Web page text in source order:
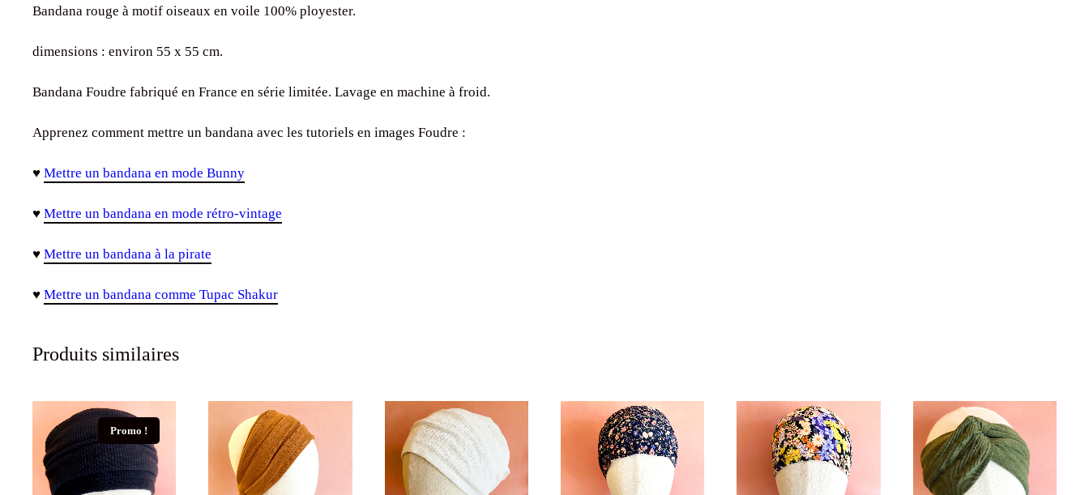
Bandana rouge à motif oiseaux en voile 100% ployester.
dimensions : environ 55 x 55 cm.
Bandana Foudre fabriqué en France en série limitée. Lavage en machine à froid.
Apprenez comment mettre un bandana avec les tutoriels en images Foudre :
♥ Mettre un bandana en mode Bunny
♥ Mettre un bandana en mode rétro-vintage
♥ Mettre un bandana à la pirate
♥ Mettre un bandana comme Tupac Shakur
Produits similaires
Promo !